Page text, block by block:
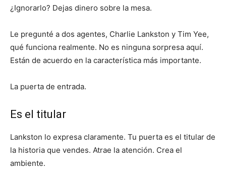
¿Ignorarlo? Dejas dinero sobre la mesa.
Le pregunté a dos agentes, Charlie Lankston y Tim Yee,
qué funciona realmente. No es ninguna sorpresa aquí.
Están de acuerdo en la característica más importante.
La puerta de entrada.
Es el titular
Lankston lo expresa claramente. Tu puerta es el titular de
la historia que vendes. Atrae la atención. Crea el
ambiente.